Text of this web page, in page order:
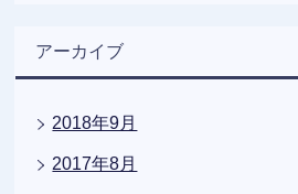
アーカイブ
2018年9月
2017年8月